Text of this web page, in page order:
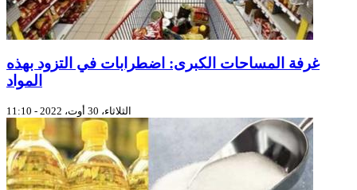
غرفة المساحات الكبرى: اضطرابات في التزود بهذه
المواد
الثلاثاء، 30 أوت، 2022 - 11:10